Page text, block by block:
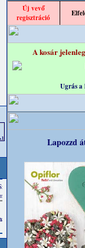
Új vevő
regisztráció
A kosár
Ugrás a
Lapozzd